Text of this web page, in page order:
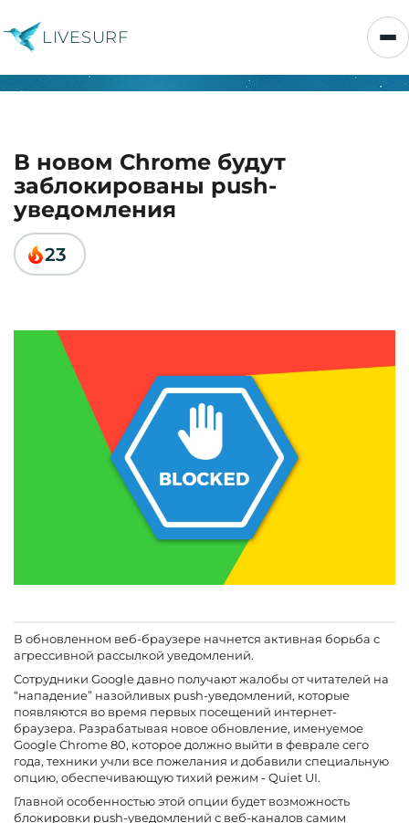
LIVESURF
В новом Chrome будут
заблокированы push-
уведомления
23
В обновленном веб-браузере начнется активная борьба с
агрессивной рассылкой уведомлений.
Сотрудники Google давно получают жалобы от читателей на
“нападение” назойливых push-уведомлений, которые
появляются во время первых посещений интернет-
браузера. Разрабатывая новое обновление, именуемое
Google Chrome 80, которое должно выйти в феврале сего
года, техники учли все пожелания и добавили специальную
опцию, обеспечивающую тихий режим - Quiet UI.
Главной особенностью этой опции будет возможность
блокировки push-уведомлений с веб-каналов самим